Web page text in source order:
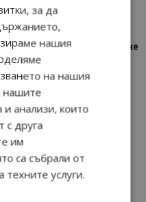
от…”: Петрич – Изживяване
11:22
от…”: Пловдив, градът на
10:00
от…”: Перник – град на
и вдъхновяващите...
за да
нашия
на нашия
нашите
и анализи, които
с друга
им
са събрали от
услуги.